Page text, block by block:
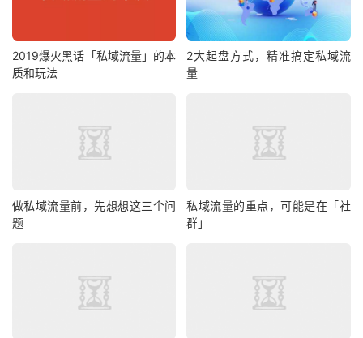
2019爆火黑话「私域流量」的本
质和玩法
2大起盘方式，精准搞定私域流
量
做私域流量前，先想想这三个问
题
私域流量的重点，可能是在「社
群」